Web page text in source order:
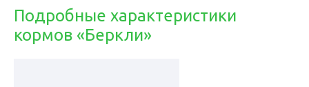
Подробные характеристики
кормов «Беркли»